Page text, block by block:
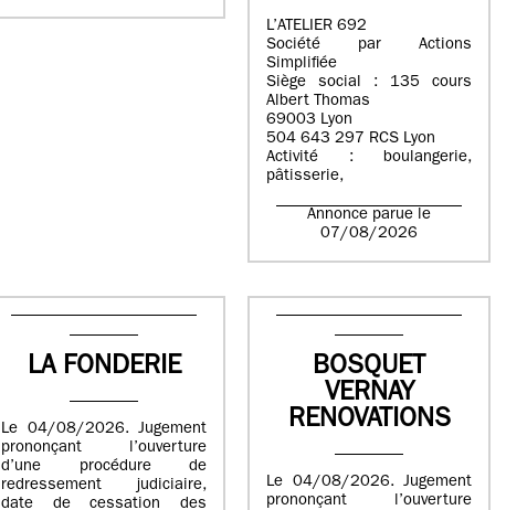
L’ATELIER 692
Société par Actions
Simplifiée
Siège social : 135 cours
Albert Thomas
69003 Lyon
504 643 297 RCS Lyon
Activité : boulangerie,
pâtisserie,
Annonce parue le
07/08/2026
LA FONDERIE
Le 04/08/2026. Jugement
prononçant l’ouverture
d’une procédure de
redressement judiciaire,
date de cessation des
BOSQUET
VERNAY
RENOVATIONS
Le 04/08/2026. Jugement
prononçant l’ouverture